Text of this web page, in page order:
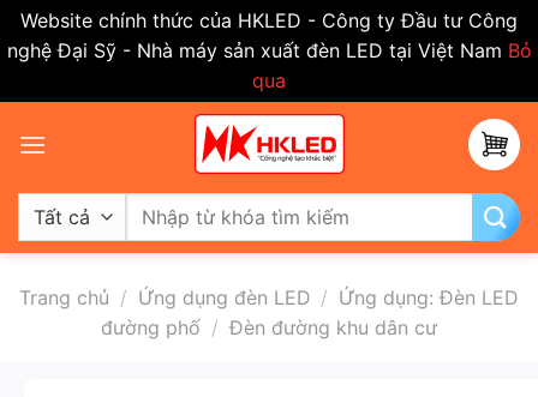
Website chính thức của HKLED - Công ty Đầu tư Công
nghệ Đại Sỹ - Nhà máy sản xuất đèn LED tại Việt Nam Bỏ
qua
qua
dung
Tìm
kiếm:
Trang chủ / Ứng dụng đèn LED / Ứng dụng: Đèn LED
đường phố / Đèn đường khu dân cư